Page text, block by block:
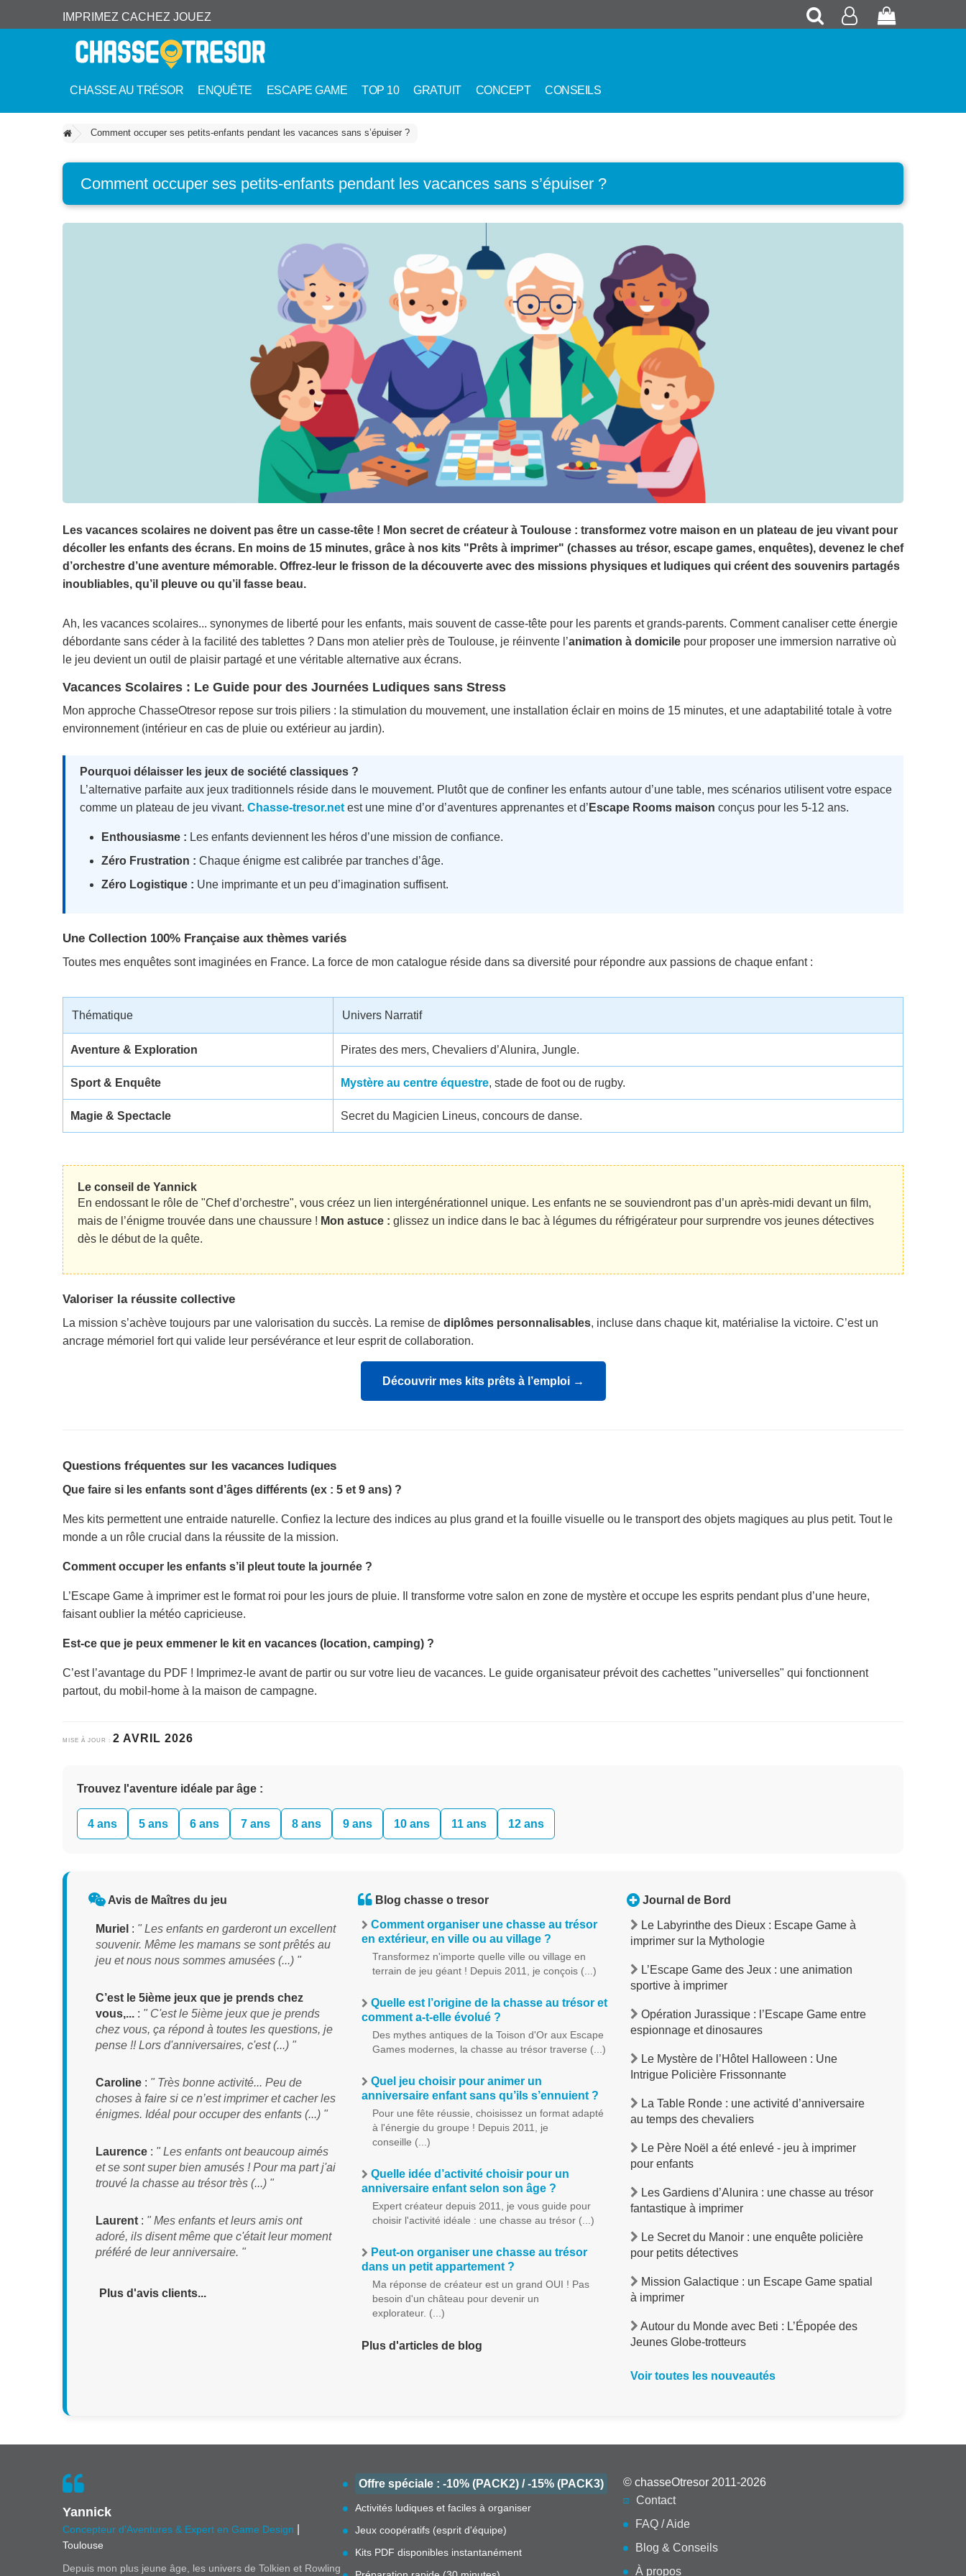
IMPRIMEZ CACHEZ JOUEZ Recherche
Mon
CHASSE AU TRÉSOR ENQUÊTE ESCAPE GAME TOP 10 GRATUIT CONCEPT CONSEILS
Comment occuper ses petits-enfants pendant les vacances sans s’épuiser ?
Comment occuper ses petits-enfants pendant les vacances sans s’épuiser ?
Les vacances scolaires ne doivent pas être un casse-tête ! Mon secret de créateur à Toulouse : transformez votre maison en un plateau de jeu vivant pour
décoller les enfants des écrans. En moins de 15 minutes, grâce à nos kits "Prêts à imprimer" (chasses au trésor, escape games, enquêtes), devenez le chef
d’orchestre d’une aventure mémorable. Offrez-leur le frisson de la découverte avec des missions physiques et ludiques qui créent des souvenirs partagés
inoubliables, qu’il pleuve ou qu’il fasse beau.
Ah, les vacances scolaires... synonymes de liberté pour les enfants, mais souvent de casse-tête pour les parents et grands-parents. Comment canaliser cette énergie
débordante sans céder à la facilité des tablettes ? Dans mon atelier près de Toulouse, je réinvente l’animation à domicile pour proposer une immersion narrative où
le jeu devient un outil de plaisir partagé et une véritable alternative aux écrans.
Vacances Scolaires : Le Guide pour des Journées Ludiques sans Stress
Mon approche ChasseOtresor repose sur trois piliers : la stimulation du mouvement, une installation éclair en moins de 15 minutes, et une adaptabilité totale à votre
environnement (intérieur en cas de pluie ou extérieur au jardin).
Pourquoi délaisser les jeux de société classiques ?
L’alternative parfaite aux jeux traditionnels réside dans le mouvement. Plutôt que de confiner les enfants autour d’une table, mes scénarios utilisent votre espace
comme un plateau de jeu vivant. Chasse-tresor.net est une mine d’or d’aventures apprenantes et d’ Escape Rooms maison conçus pour les 5-12 ans.
Enthousiasme : Les enfants deviennent les héros d’une mission de confiance.
Zéro Frustration : Chaque énigme est calibrée par tranches d’âge.
Zéro Logistique : Une imprimante et un peu d’imagination suffisent.
Une Collection 100% Française aux thèmes variés
Toutes mes enquêtes sont imaginées en France. La force de mon catalogue réside dans sa diversité pour répondre aux passions de chaque enfant :
Thématique Univers Narratif
Aventure & Exploration Pirates des mers, Chevaliers d’Alunira, Jungle.
Sport & Enquête Mystère au centre équestre, stade de foot ou de rugby.
Magie & Spectacle Secret du Magicien Lineus, concours de danse.
Le conseil de Yannick
En endossant le rôle de "Chef d’orchestre", vous créez un lien intergénérationnel unique. Les enfants ne se souviendront pas d’un après-midi devant un film,
mais de l’énigme trouvée dans une chaussure ! Mon astuce : glissez un indice dans le bac à légumes du réfrigérateur pour surprendre vos jeunes détectives
dès le début de la quête.
Valoriser la réussite collective
La mission s’achève toujours par une valorisation du succès. La remise de diplômes personnalisables, incluse dans chaque kit, matérialise la victoire. C’est un
ancrage mémoriel fort qui valide leur persévérance et leur esprit de collaboration.
Découvrir mes kits prêts à l’emploi →
Questions fréquentes sur les vacances ludiques
Que faire si les enfants sont d’âges différents (ex : 5 et 9 ans) ?
Mes kits permettent une entraide naturelle. Confiez la lecture des indices au plus grand et la fouille visuelle ou le transport des objets magiques au plus petit. Tout le
monde a un rôle crucial dans la réussite de la mission.
Comment occuper les enfants s’il pleut toute la journée ?
L’Escape Game à imprimer est le format roi pour les jours de pluie. Il transforme votre salon en zone de mystère et occupe les esprits pendant plus d’une heure,
faisant oublier la météo capricieuse.
Est-ce que je peux emmener le kit en vacances (location, camping) ?
C’est l’avantage du PDF ! Imprimez-le avant de partir ou sur votre lieu de vacances. Le guide organisateur prévoit des cachettes "universelles" qui fonctionnent
partout, du mobil-home à la maison de campagne.
MISE À JOUR : 2 AVRIL 2026
Trouvez l'aventure idéale par âge :
4 ans 5 ans 6 ans 7 ans 8 ans 9 ans 10 ans 11 ans 12 ans
Avis de Maîtres du jeu
Muriel : " Les enfants en garderont un excellent
souvenir. Même les mamans se sont prêtés au
jeu et nous nous sommes amusées (...) "
C’est le 5ième jeux que je prends chez
vous,... : " C'est le 5ième jeux que je prends
chez vous, ça répond à toutes les questions, je
pense !! Lors d'anniversaires, c'est (...) "
Caroline : " Très bonne activité... Peu de
choses à faire si ce n’est imprimer et cacher les
énigmes. Idéal pour occuper des enfants (...) "
Laurence : " Les enfants ont beaucoup aimés
et se sont super bien amusés ! Pour ma part j'ai
trouvé la chasse au trésor très (...) "
Laurent : " Mes enfants et leurs amis ont
adoré, ils disent même que c'était leur moment
préféré de leur anniversaire. "
Plus d'avis clients...
Blog chasse o tresor
Comment organiser une chasse au trésor
en extérieur, en ville ou au village ?
Transformez n'importe quelle ville ou village en
terrain de jeu géant ! Depuis 2011, je conçois (...)
Quelle est l’origine de la chasse au trésor et
comment a-t-elle évolué ?
Des mythes antiques de la Toison d'Or aux Escape
Games modernes, la chasse au trésor traverse (...)
Quel jeu choisir pour animer un
anniversaire enfant sans qu’ils s’ennuient ?
Pour une fête réussie, choisissez un format adapté
à l'énergie du groupe ! Depuis 2011, je
conseille (...)
Quelle idée d’activité choisir pour un
anniversaire enfant selon son âge ?
Expert créateur depuis 2011, je vous guide pour
choisir l'activité idéale : une chasse au trésor (...)
Peut-on organiser une chasse au trésor
dans un petit appartement ?
Ma réponse de créateur est un grand OUI ! Pas
besoin d'un château pour devenir un
explorateur. (...)
Plus d'articles de blog
Journal de Bord
Le Labyrinthe des Dieux : Escape Game à
imprimer sur la Mythologie
L’Escape Game des Jeux : une animation
sportive à imprimer
Opération Jurassique : l’Escape Game entre
espionnage et dinosaures
Le Mystère de l’Hôtel Halloween : Une
Intrigue Policière Frissonnante
La Table Ronde : une activité d’anniversaire
au temps des chevaliers
Le Père Noël a été enlevé - jeu à imprimer
pour enfants
Les Gardiens d’Alunira : une chasse au trésor
fantastique à imprimer
Le Secret du Manoir : une enquête policière
pour petits détectives
Mission Galactique : un Escape Game spatial
à imprimer
Autour du Monde avec Beti : L’Épopée des
Jeunes Globe-trotteurs
Voir toutes les nouveautés
Yannick
Concepteur d'Aventures & Expert en Game Design
Toulouse
Depuis mon plus jeune âge, les univers de Tolkien et Rowling
Offre spéciale : -10% (PACK2) / -15% (PACK3)
Activités ludiques et faciles à organiser
Jeux coopératifs (esprit d'équipe)
Kits PDF disponibles instantanément
© chasseOtresor 2011-2026
Contact
FAQ / Aide
Blog & Conseils
À propos